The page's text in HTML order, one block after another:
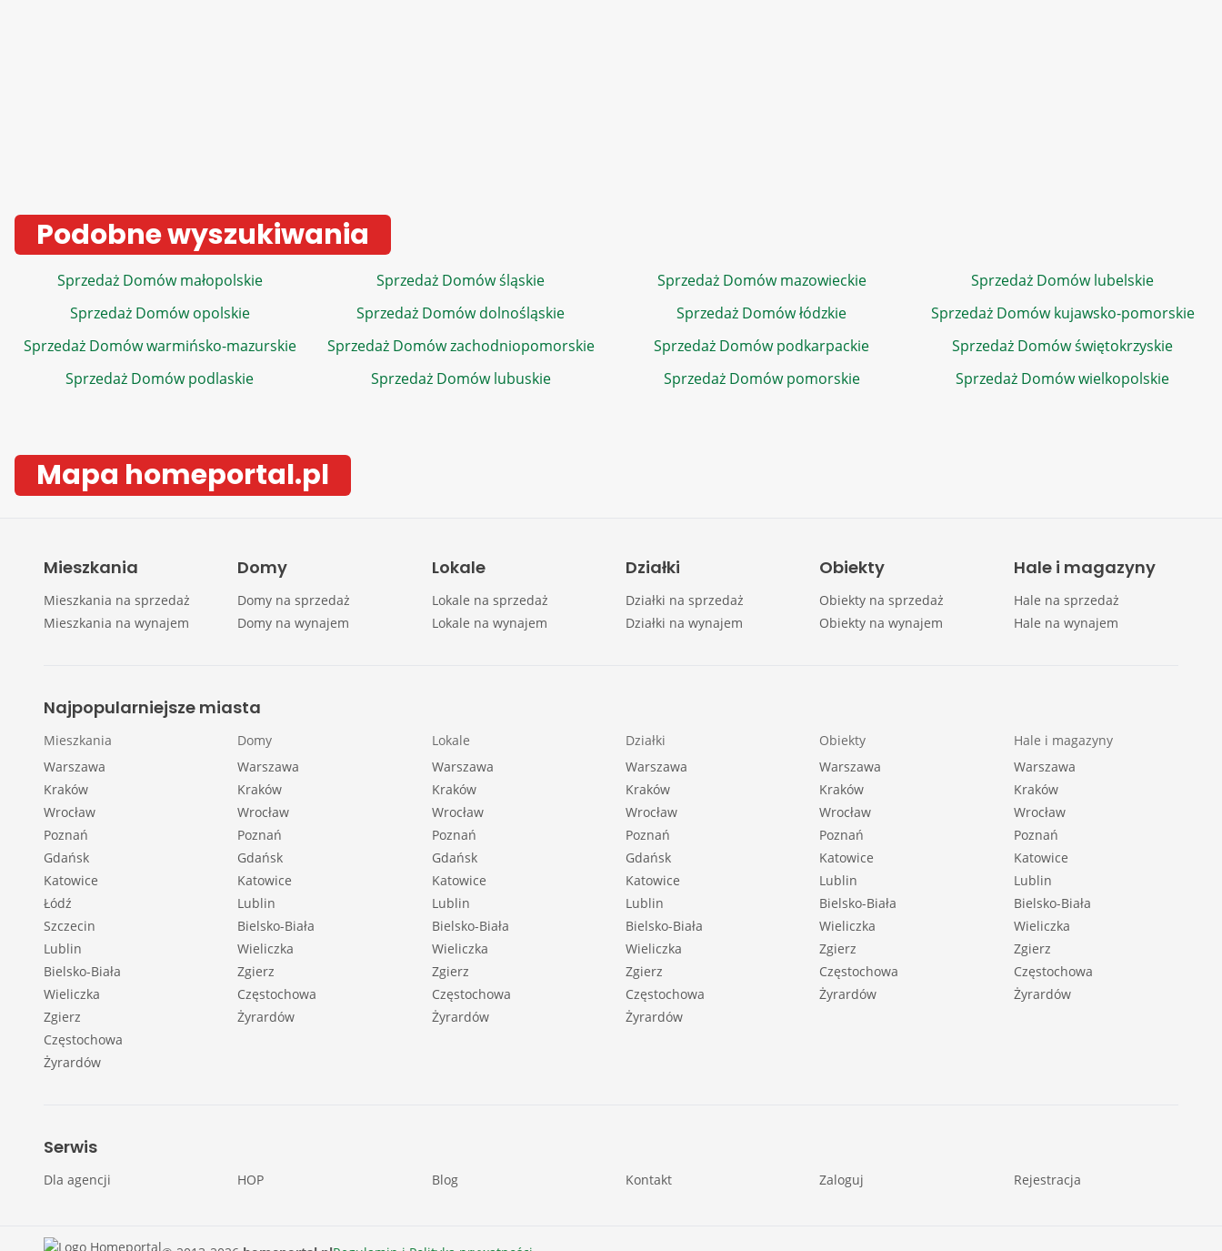
Podobne wyszukiwania
Sprzedaż Domów małopolskie Sprzedaż Domów śląskie Sprzedaż Domów mazowieckie
Sprzedaż Domów lubelskie
Sprzedaż Domów opolskie
Sprzedaż Domów dolnośląskie Sprzedaż Domów łódzkie
Sprzedaż Domów kujawsko-pomorskie
Sprzedaż Domów warmińsko-mazurskie
Sprzedaż Domów zachodniopomorskie Sprzedaż Domów podkarpackie
Sprzedaż Domów świętokrzyskie
Sprzedaż Domów podlaskie
Sprzedaż Domów lubuskie Sprzedaż Domów pomorskie Sprzedaż Domów wielkopolskie
Mapa homeportal.pl
Mieszkania
Mieszkania na sprzedaż
Mieszkania na wynajem
Domy
Domy na sprzedaż
Domy na wynajem
Lokale
Lokale na sprzedaż
Lokale na wynajem
Działki
Działki na sprzedaż
Działki na wynajem
Obiekty
Obiekty na sprzedaż
Obiekty na wynajem
Hale i magazyny
Hale na sprzedaż
Hale na wynajem
Najpopularniejsze miasta
Mieszkania
Warszawa
Kraków
Wrocław
Poznań
Gdańsk
Katowice
Łódź
Szczecin
Lublin
Bielsko-Biała
Wieliczka
Zgierz
Częstochowa
Żyrardów
Domy
Warszawa
Kraków
Wrocław
Poznań
Gdańsk
Katowice
Lublin
Bielsko-Biała
Wieliczka
Zgierz
Częstochowa
Żyrardów
Lokale
Warszawa
Kraków
Wrocław
Poznań
Gdańsk
Katowice
Lublin
Bielsko-Biała
Wieliczka
Zgierz
Częstochowa
Żyrardów
Działki
Warszawa
Kraków
Wrocław
Poznań
Gdańsk
Katowice
Lublin
Bielsko-Biała
Wieliczka
Zgierz
Częstochowa
Żyrardów
Obiekty
Warszawa
Kraków
Wrocław
Poznań
Katowice
Lublin
Bielsko-Biała
Wieliczka
Zgierz
Częstochowa
Żyrardów
Hale i magazyny
Warszawa
Kraków
Wrocław
Poznań
Katowice
Lublin
Bielsko-Biała
Wieliczka
Zgierz
Częstochowa
Żyrardów
Serwis
Dla agencji HOP Blog Kontakt Zaloguj Rejestracja